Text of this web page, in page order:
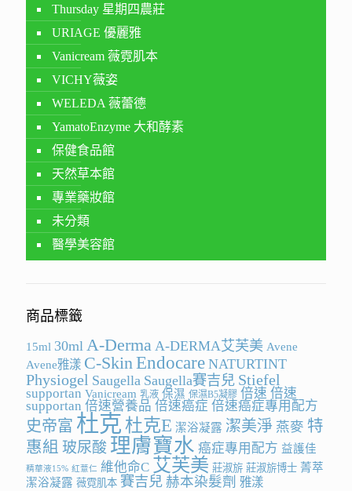
Thursday 星期四農莊
URIAGE 優麗雅
Vanicream 薇霓肌本
VICHY薇姿
WELEDA 薇蕾德
YamatoEnzyme 大和酵素
保健食品館
天然草本館
專業藥妝館
未分類
醫學美容館
商品標籤
15ml 30ml A-Derma A-DERMA艾芙美 Avene
Avene雅漾 C-SkinEndocare NATURTINT
Physiogel Saugella Saugella賽吉兒 Stiefel
supportan Vanicream 乳液 保濕 保濕B5凝膠 倍速 倍速
supportan 倍速營養品 倍速癌症 倍速癌症專用配方
史帝富 杜克 杜克E 潔浴凝露 潔美淨 燕麥 特
惠組 玻尿酸 理膚寶水 癌症專用配方 益護佳
精華液15% 紅薏仁 維他命C 艾芙美 莊淑旂 莊淑旂博士 菁萃
潔浴凝露 薇霓肌本 賽吉兒 赫本染髮劑 雅漾